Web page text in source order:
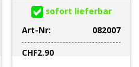
sofort lieferbar
Art-Nr:
082007
CHF2.90